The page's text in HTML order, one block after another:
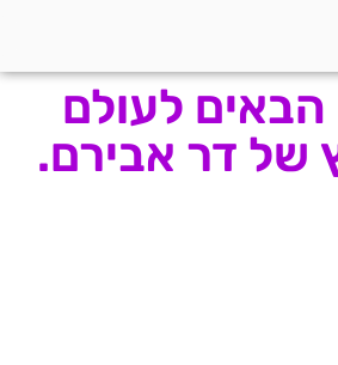
הבאים לעולם
של דר אבירם.